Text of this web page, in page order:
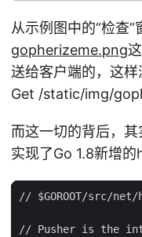
从示例图中的“检查”
gopherizeme.png
送给客户端的，这
Get /static/img/
而这一切的背后，
实现了Go 1.8新增
// $GOROOT/src/
// Pusher is the